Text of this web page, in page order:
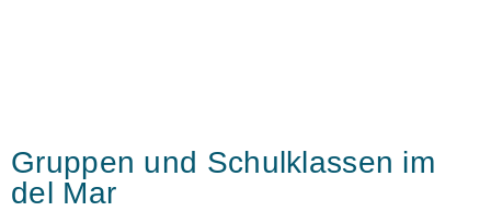
Gruppen und Schulklassen im
del Mar